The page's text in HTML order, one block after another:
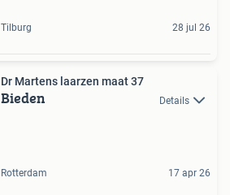
Tilburg 28 jul 26
Dr Martens laarzen maat 37
Bieden Details
Rotterdam 17 apr 26